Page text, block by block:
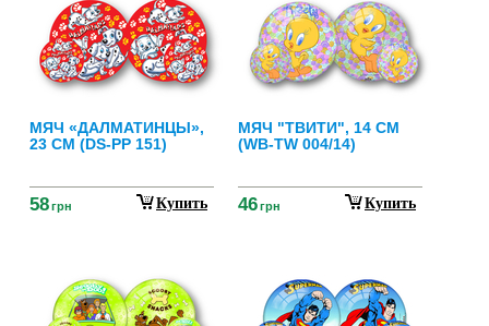
МЯЧ «ДАЛМАТИНЦЫ»,
23 СМ (DS-PP 151)
58грн Купить
МЯЧ "ТВИТИ", 14 СМ
(WB-TW 004/14)
46грн Купить